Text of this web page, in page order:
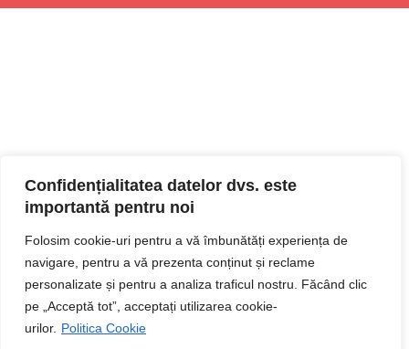
Confidențialitatea datelor dvs. este
importantă pentru noi
Folosim cookie-uri pentru a vă îmbunătăți experiența de
navigare, pentru a vă prezenta conținut și reclame
personalizate și pentru a analiza traficul nostru. Făcând clic
pe „Acceptă tot”, acceptați utilizarea cookie-
urilor. Politica Cookie